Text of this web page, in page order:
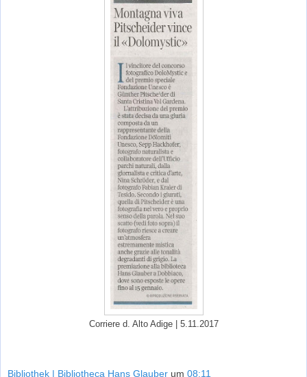
Corriere d. Alto Adige | 5.11.2017
Bibliothek | Bibliotheca Hans Glauber um 08:11